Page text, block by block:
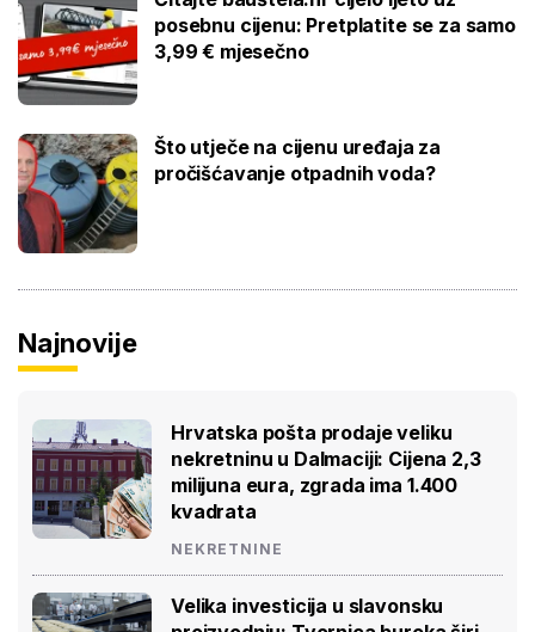
posebnu cijenu: Pretplatite se za samo
3,99 € mjesečno
Što utječe na cijenu uređaja za
pročišćavanje otpadnih voda?
Najnovije
Hrvatska pošta prodaje veliku
nekretninu u Dalmaciji: Cijena 2,3
milijuna eura, zgrada ima 1.400
kvadrata
NEKRETNINE
Velika investicija u slavonsku